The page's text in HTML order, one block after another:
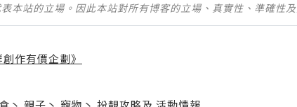
本站的立場。因此本站對所有博客的立場、真實性、準確性
作有價企劃》